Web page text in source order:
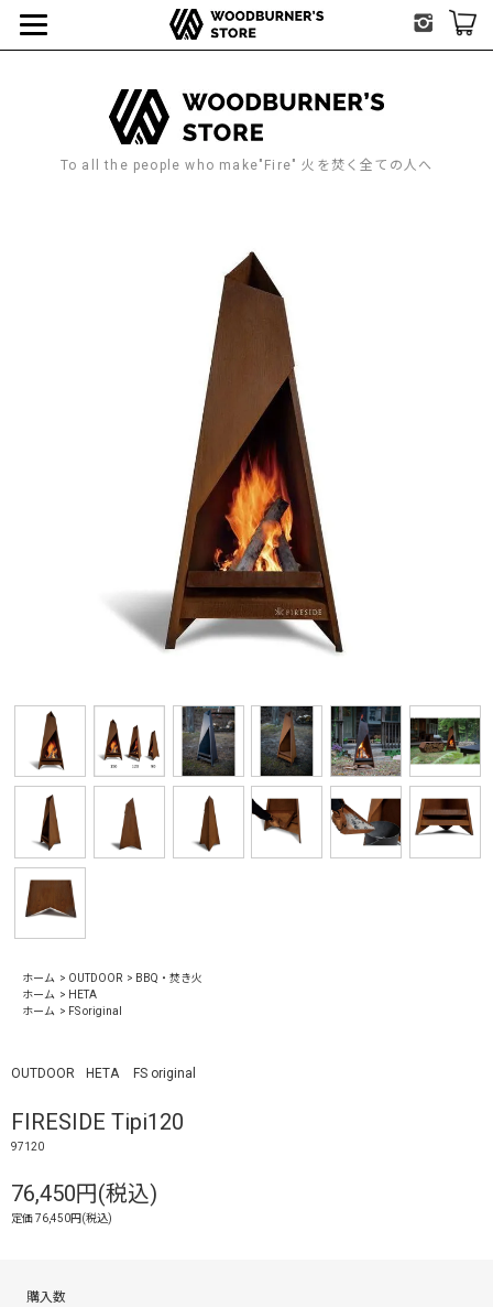
To all the people who make"Fire" 火を焚く全ての人へ
ホーム > OUTDOOR > BBQ・焚き火
ホーム > HETA
ホーム > FS original
OUTDOOR HETA FS original
FIRESIDE Tipi120
97120
76,450円(税込)
定価 76,450円(税込)
購入数